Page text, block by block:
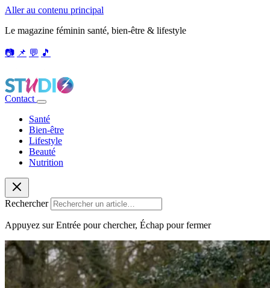
Aller au contenu principal
Le magazine féminin santé, bien-être & lifestyle
📷 📌 💬 🎵
Contact
Santé
Bien-être
Lifestyle
Beauté
Nutrition
Rechercher
Appuyez sur Entrée pour chercher, Échap pour fermer